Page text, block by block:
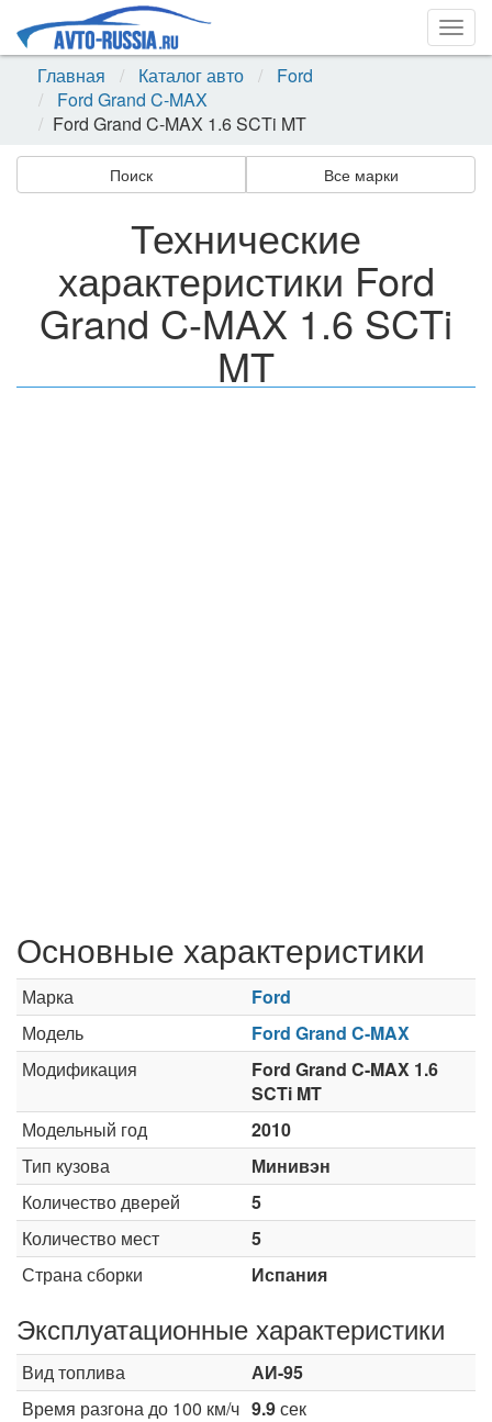
Главная
Каталог авто
Ford
Ford Grand C-MAX
Ford Grand C-MAX 1.6 SCTi MT
Поиск Все марки
Технические
характеристики Ford
Grand C-MAX 1.6 SCTi
MT
Основные характеристики
Марка
Ford
Модель
Ford Grand C-MAX
Модификация
Ford Grand C-MAX 1.6
SCTi MT
Модельный год
2010
Тип кузова
Минивэн
Количество дверей
5
Количество мест
5
Страна сборки
Испания
Эксплуатационные характеристики
Вид топлива
АИ-95
Время разгона до 100 км/ч 9.9сек